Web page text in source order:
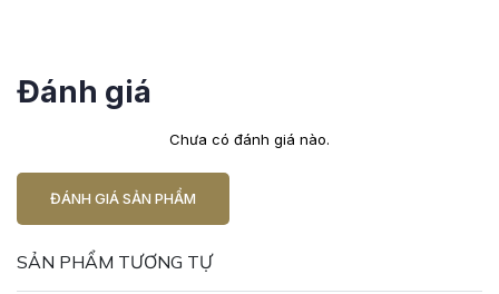
Đánh giá
Chưa có đánh giá nào.
ĐÁNH GIÁ SẢN PHẨM
SẢN PHẨM TƯƠNG TỰ